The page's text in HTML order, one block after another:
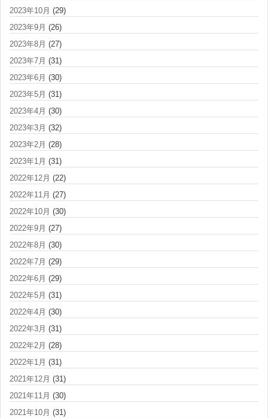
2023年10月 (29)
2023年9月 (26)
2023年8月 (27)
2023年7月 (31)
2023年6月 (30)
2023年5月 (31)
2023年4月 (30)
2023年3月 (32)
2023年2月 (28)
2023年1月 (31)
2022年12月 (22)
2022年11月 (27)
2022年10月 (30)
2022年9月 (27)
2022年8月 (30)
2022年7月 (29)
2022年6月 (29)
2022年5月 (31)
2022年4月 (30)
2022年3月 (31)
2022年2月 (28)
2022年1月 (31)
2021年12月 (31)
2021年11月 (30)
2021年10月 (31)